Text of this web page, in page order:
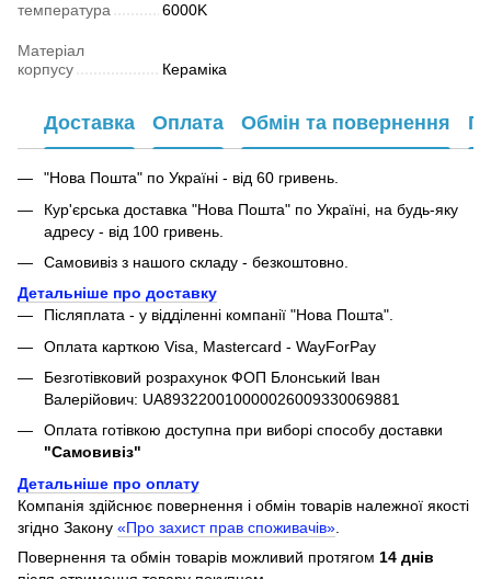
температура
6000K
Матеріал
корпусу
Кераміка
Доставка Оплата Обмін та повернення
"Нова Пошта" по Україні - від 60 гривень.
Кур'єрська доставка "Нова Пошта" по Україні, на будь-яку
адресу - від 100 гривень.
Самовивіз з нашого складу - безкоштовно.
Детальніше про доставку
Післяплата - у відділенні компанії "Нова Пошта".
Оплата карткою Visa, Mastercard - WayForPay
Безготівковий розрахунок ФОП Блонський Іван
Валерійович: UA893220010000026009330069881
Оплата готівкою доступна при виборі способу доставки
"Самовивіз"
Детальніше про оплату
Компанія здійснює повернення і обмін товарів належної якості
згідно Закону «Про захист прав споживачів»
Повернення та обмін товарів можливий протягом 14 днів